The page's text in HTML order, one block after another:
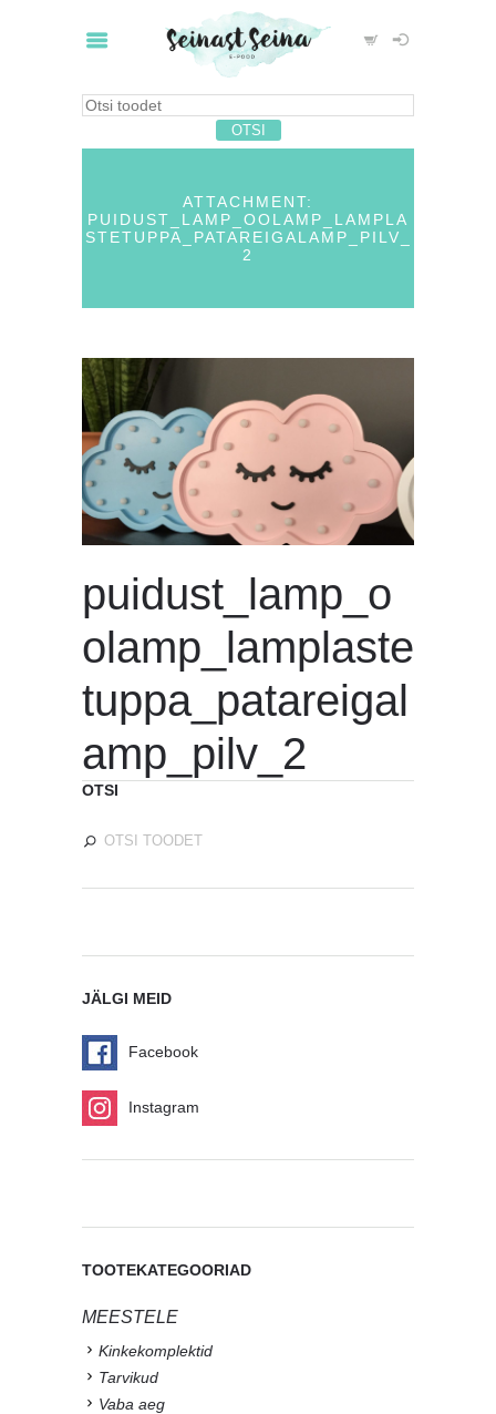
ATTACHMENT:
PUIDUST_LAMP_OOLAMP_LAMPLA
STETUPPA_PATAREIGALAMP_PILV_
2
puidust_lamp_o
olamp_lamplaste
tuppa_patareigal
amp_pilv_2
OTSI
JÄLGI MEID
Facebook
Instagram
TOOTEKATEGOORIAD
MEESTELE
Kinkekomplektid
Tarvikud
Vaba aeg